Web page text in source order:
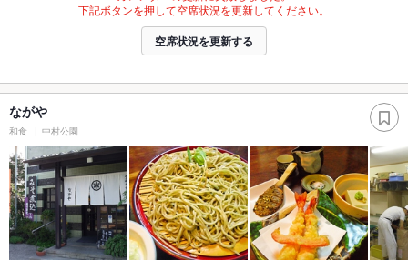
下記ボタンを押して空席状況を更新してください。
空席状況を更新する
ながや
和食 中村公園